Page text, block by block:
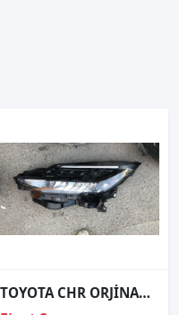
TOYOTA CHR ORJİNAL ÇIKMA SOL FAR